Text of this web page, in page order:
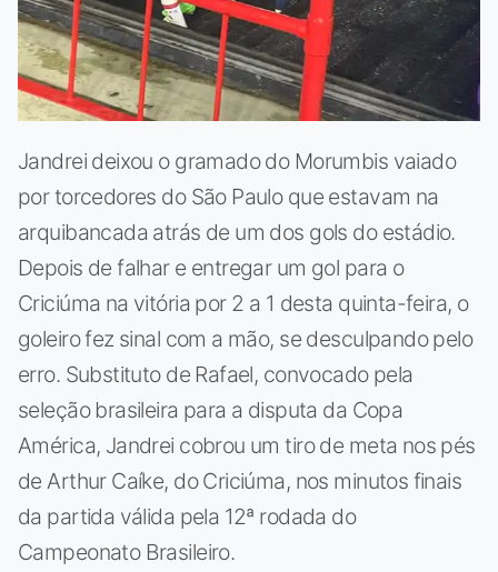
Jandrei deixou o gramado do Morumbis vaiado
por torcedores do São Paulo que estavam na
arquibancada atrás de um dos gols do estádio.
Depois de falhar e entregar um gol para o
Criciúma na vitória por 2 a 1 desta quinta-feira, o
goleiro fez sinal com a mão, se desculpando pelo
erro. Substituto de Rafael, convocado pela
seleção brasileira para a disputa da Copa
América, Jandrei cobrou um tiro de meta nos pés
de Arthur Caíke, do Criciúma, nos minutos finais
da partida válida pela 12ª rodada do
Campeonato Brasileiro.